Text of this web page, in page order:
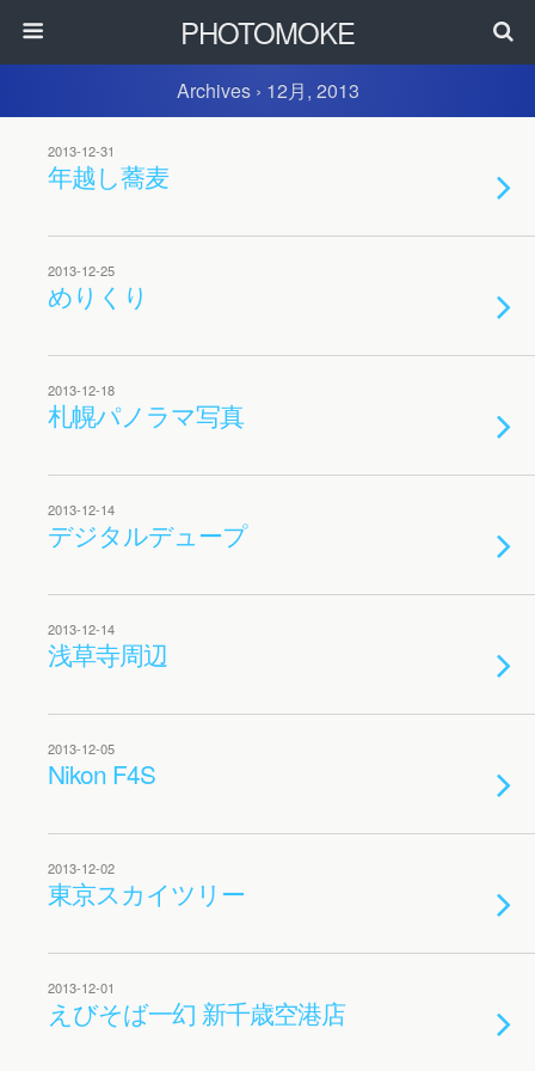
PHOTOMOKE
Archives › 12月, 2013
2013-12-31
年越し蕎麦
2013-12-25
めりくり
2013-12-18
札幌パノラマ写真
2013-12-14
デジタルデュープ
2013-12-14
浅草寺周辺
2013-12-05
Nikon F4S
2013-12-02
東京スカイツリー
2013-12-01
えびそば一幻 新千歳空港店